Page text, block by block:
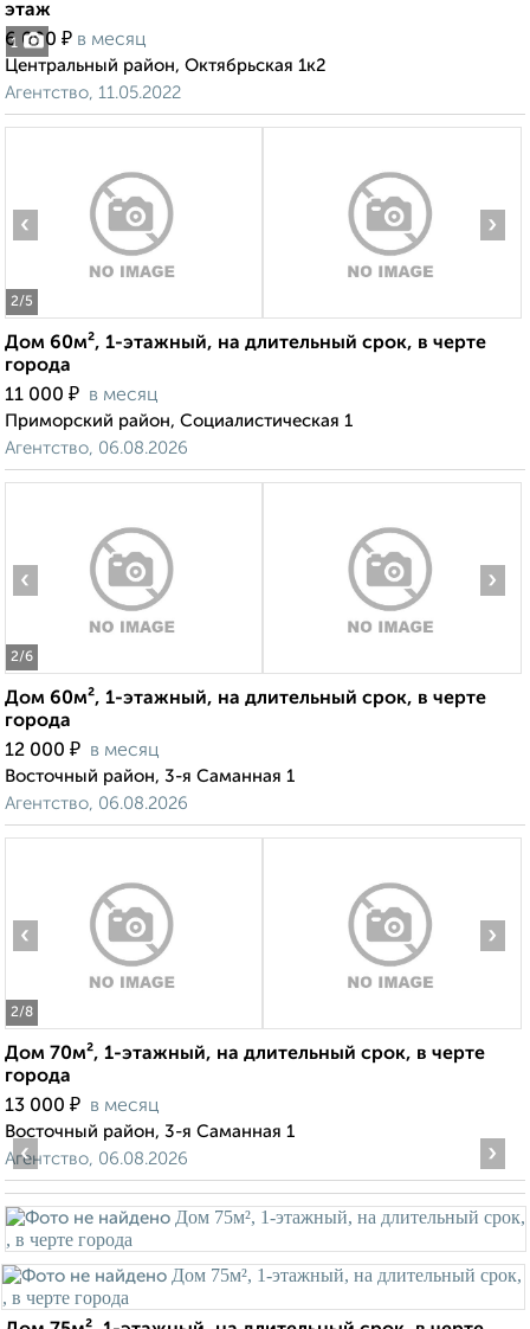
1
этаж
6 000 ₽ в месяц
Центральный район, Октябрьская 1к2
Агентство, 11.05.2022
2/5
‹ ›
Дом 60м², 1-этажный, на длительный срок, в черте
города
11 000 ₽ в месяц
Приморский район, Социалистическая 1
Агентство, 06.08.2026
2/6
‹ ›
Дом 60м², 1-этажный, на длительный срок, в черте
города
12 000 ₽ в месяц
Восточный район, 3-я Саманная 1
Агентство, 06.08.2026
2/8
‹ ›
Дом 70м², 1-этажный, на длительный срок, в черте
города
13 000 ₽ в месяц
Восточный район, 3-я Саманная 1
Агентство, 06.08.2026
‹ ›